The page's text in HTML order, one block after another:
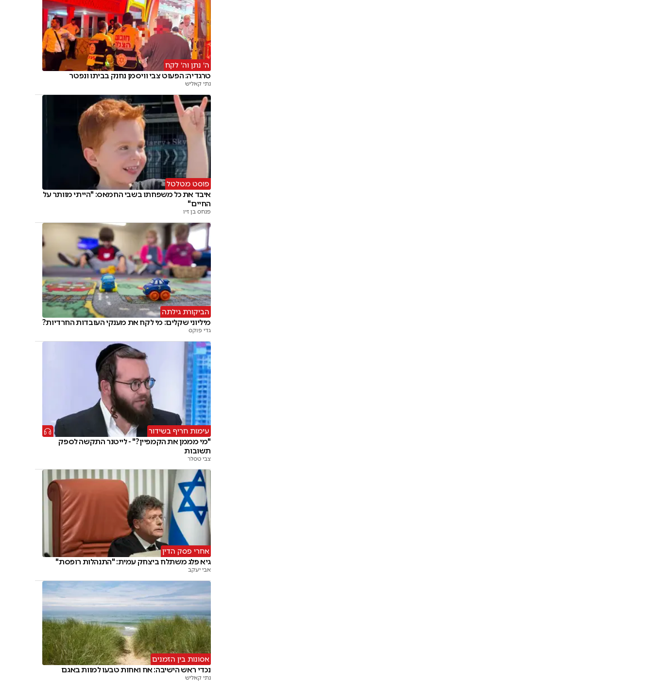
ה' נתן וה' לקח
טרגדיה: הפעוט צבי וויסמן נחנק בביתו ונפטר
נתי קאליש
פוסט מטלטל
איבד את כל משפחתו בשבי החמאס: "הייתי מוותר על
החיים"
פנחס בן זיו
הביקורת גילתה
מיליוני שקלים: מי לקח את מענקי העובדות החרדיות?
גדי פוקס
עימות חריף בשידור
"מי מממן את הקמפיין?" - לייטנר התקשה לספק
תשובות
צבי טסלר
אחרי פסק הדין
גיא פלג משתלח ביצחק עמית: "התנהלות רופסת"
אבי יעקב
אסונות בין הזמנים
נכדי ראש הישיבה: אח ואחות טבעו למוות באגם
נתי קאליש